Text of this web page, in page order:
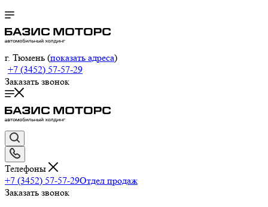
г. Тюмень (показать адреса)
+7 (3452) 57-57-29
Заказать звонок
Телефоны
+7 (3452) 57-57-29Отдел продаж
Заказать звонок